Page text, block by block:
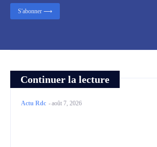
Continuer la lecture
Actu Rdc -août 7, 2026
S'abonner ⟶